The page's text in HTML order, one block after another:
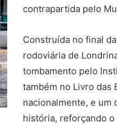
contrapartida pelo
Construída no final
rodoviária de
tombamento pelo
também no Livro das
nacionalmente, e um
história, reforçando o